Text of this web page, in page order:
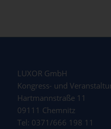
LUXOR GmbH
Kongress- und
Hartmannstraße 11
09111 Chemnitz
Tel: 0371/666 198 11